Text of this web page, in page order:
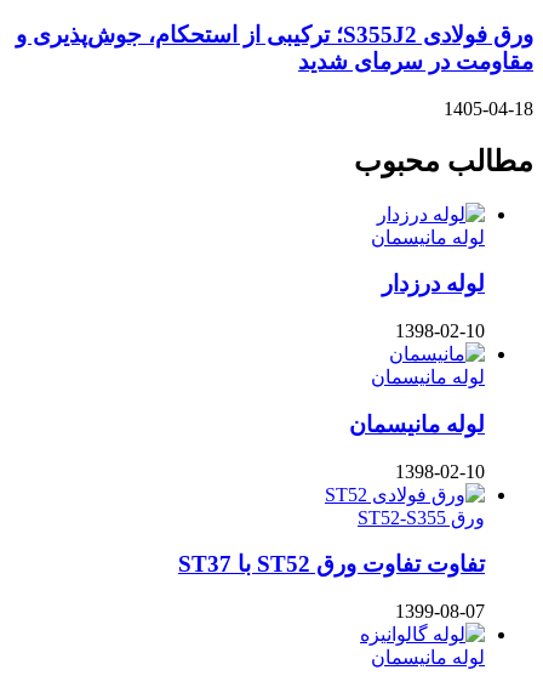
ورق فولادی S355J2؛ ترکیبی از استحکام، جوش‌پذیری و
مقاومت در سرمای شدید
1405-04-18
مطالب محبوب
لوله مانیسمان
لوله درزدار
1398-02-10
لوله مانیسمان
لوله مانیسمان
1398-02-10
ورق ST52-S355
تفاوت تفاوت ورق ST52 با ST37
1399-08-07
لوله مانیسمان